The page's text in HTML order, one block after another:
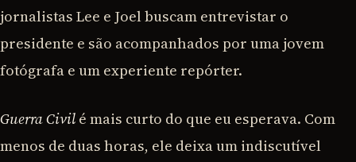
jornalistas Lee e Joel buscam entrevistar o
presidente e são acompanhados por uma jovem
fotógrafa e um experiente repórter.
Guerra Civil é mais curto do que eu esperava. Com
menos de duas horas, ele deixa um indiscutível